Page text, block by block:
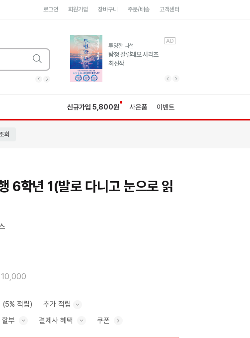
로그인 회원가입 장바구니 주문/배송 고객센터
히가시노게이고 추모 수족관 독하게 돈 공부
유럽 도시 기행3
풍성한 서사와 인문학적
통찰!
AD
투명한 나선
탐정 갈릴레오 시리즈
최신작
AD
신규가입 5,800원 사은품 이벤트
회
6학년 1(발로 다니고 눈으로 읽
10,000
(5% 적립) 추가 적립
부 결제사 혜택 쿠폰